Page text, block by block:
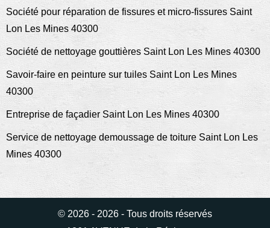
Société pour réparation de fissures et micro-fissures Saint
Lon Les Mines 40300
Société de nettoyage gouttières Saint Lon Les Mines 40300
Savoir-faire en peinture sur tuiles Saint Lon Les Mines
40300
Entreprise de façadier Saint Lon Les Mines 40300
Service de nettoyage demoussage de toiture Saint Lon Les
Mines 40300
© 2026 - 2026 - Tous droits réservés